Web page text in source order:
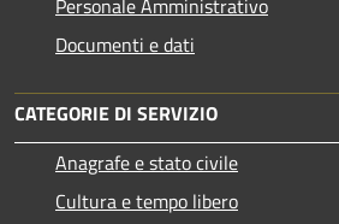
Personale Amministrativo
Documenti e dati
CATEGORIE DI SERVIZIO
Anagrafe e stato civile
Cultura e tempo libero